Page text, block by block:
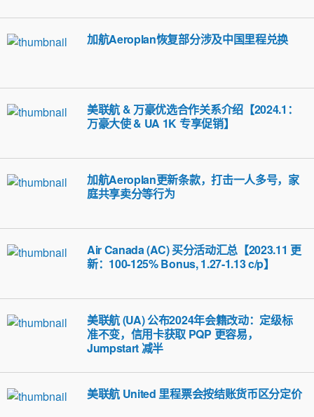
加航Aeroplan恢复部分涉及中国里程兑换
美联航 & 万豪优选合作关系介绍【2024.1：
万豪大使 & UA 1K 专享促销】
加航Aeroplan更新条款，打击一人多号，家
庭共享卖分等行为
Air Canada (AC) 买分活动汇总【2023.11 更
新：100-125% Bonus, 1.27-1.13 c/p】
美联航 (UA) 公布2024年会籍改动：定级标
准不变，信用卡获取 PQP 更容易，
Jumpstart 减半
美联航 United 里程票会按结账货币区分定价